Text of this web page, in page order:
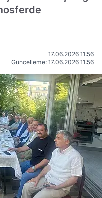
17.06.2026 11:56
Güncelleme: 17.06.2026 11:56